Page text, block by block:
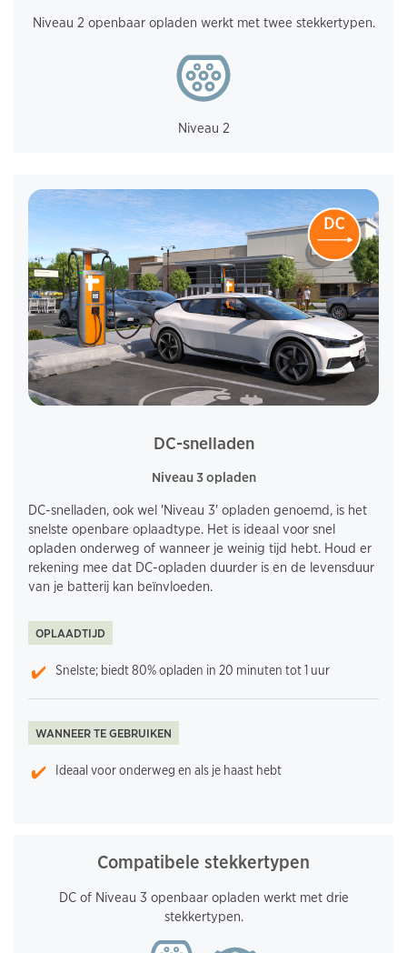
DC-snelladen
Niveau 3 opladen
DC-snelladen, ook wel 'Niveau 3' opladen genoemd, is het
snelste openbare oplaadtype. Het is ideaal voor snel
opladen onderweg of wanneer je weinig tijd hebt. Houd er
rekening mee dat DC-opladen duurder is en de levensduur
van je batterij kan beïnvloeden.
OPLAADTIJD
Snelste; biedt 80% opladen in 20 minuten tot 1 uur
WANNEER TE GEBRUIKEN
Ideaal voor onderweg en als je haast hebt
Niveau 2 openbaar opladen werkt met twee stekkertypen.
Niveau 2
Compatibele stekkertypen
DC of Niveau 3 openbaar opladen werkt met drie
stekkertypen.